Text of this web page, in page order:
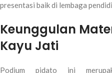
presentasi baik di lembaga
Keunggulan
Kayu Jati
Podium pidato ini